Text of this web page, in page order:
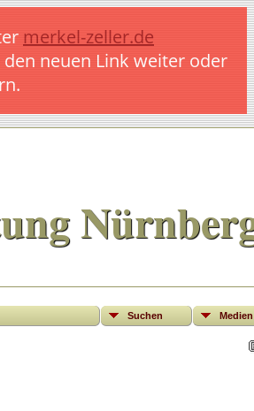
merkel-zeller.de
neuen Link weiter oder
Suchen Medien